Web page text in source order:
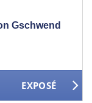
Gschwend